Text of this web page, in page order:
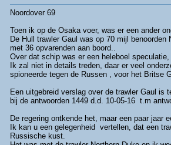
Noordover 69
Toen ik op de Osaka voer, was er een ander
De Hull trawler Gaul was op 70 mijl
met 36 opvarenden aan boord..
Over dat schip was er een heleboel
Ik zal niet in details treden, daar er veel
spioneerde tegen de Russen , voor het Britse
Een uitgebreid verslag over de trawler Gaul
bij de antwoorden 1449 d.d. 10-05-16 t.m
De regering ontkende het, maar een paar jaar
Ik kan u een gelegenheid vertellen, dat een
Russische kust.